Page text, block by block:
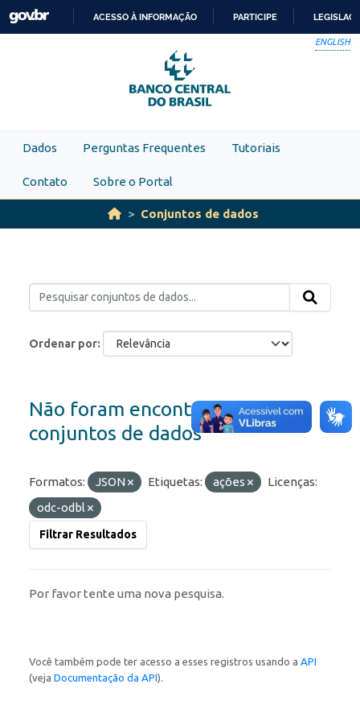
Skip to main content
PARA
O
CONTEÚDO
ACESSO À INFORMAÇÃO PARTICIPE
ENGLISH
Dados Perguntas Frequentes Tutoriais
Contato Sobre o Portal
Conjuntos de dados
Ordenar por
Não foram encontrados
conjuntos de dados
Formatos: JSON Etiquetas: ações
Licenças:
odc-odbl
Filtrar Resultados
Por favor tente uma nova pesquisa.
Você também pode ter acesso a esses registros usando a API
(veja Documentação da API).